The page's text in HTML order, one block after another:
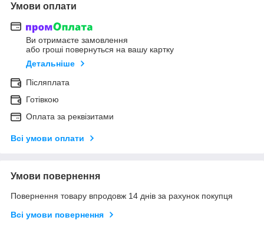
Умови оплати
Ви отримаєте замовлення
або гроші повернуться на вашу картку
Детальніше
Післяплата
Готівкою
Оплата за реквізитами
Всі умови оплати
Умови повернення
Повернення товару впродовж 14 днів за рахунок покупця
Всі умови повернення